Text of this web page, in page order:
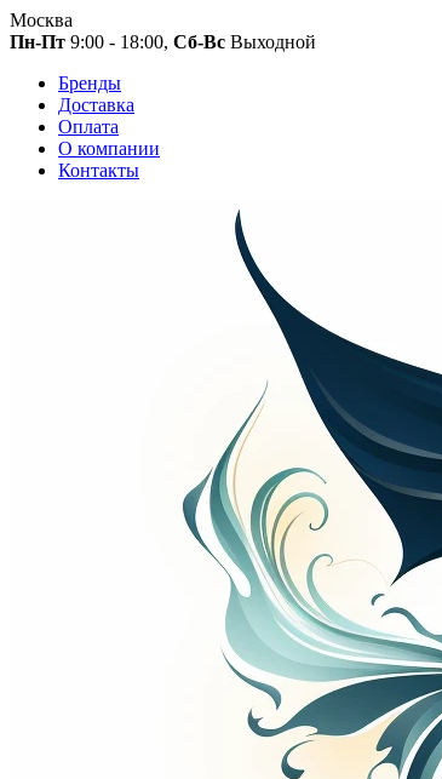
Москва
Пн-Пт 9:00 - 18:00, Сб-Вс Выходной
Бренды
Доставка
Оплата
О компании
Контакты